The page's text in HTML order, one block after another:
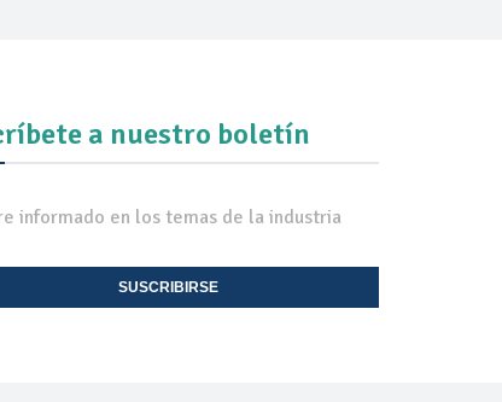
a nuestro boletín
informado en los temas de la industria
SUSCRIBIRSE